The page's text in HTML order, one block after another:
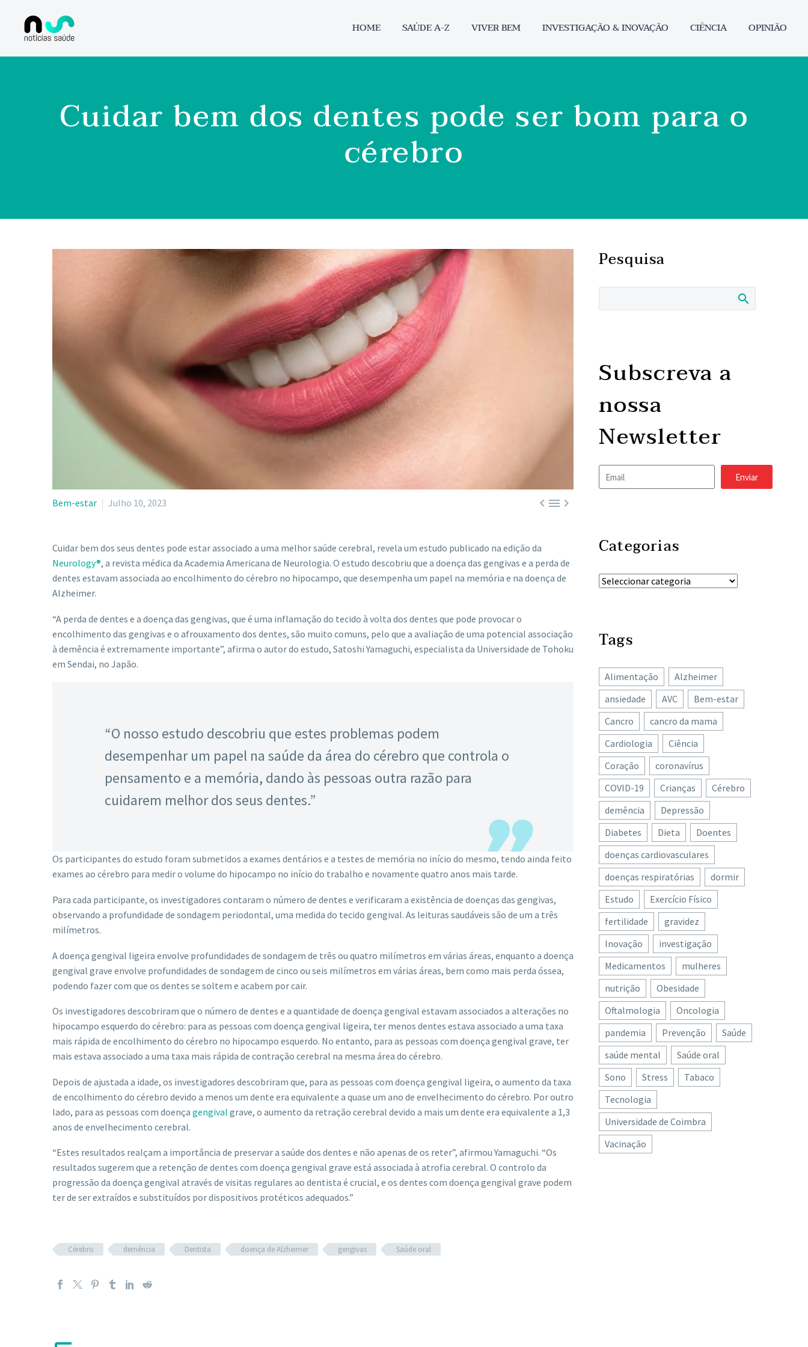
HOME SAÚDE A-Z VIVER BEM INVESTIGAÇÃO & INOVAÇÃO CIÊNCIA OPINIÃO
Cuidar bem dos dentes pode ser bom para o
cérebro

Bem-estar Julho 10, 2023
Cuidar bem dos seus dentes pode estar associado a uma melhor saúde cerebral, revela um estudo publicado na edição da
Neurology®, a revista médica da Academia Americana de Neurologia. O estudo descobriu que a doença das gengivas e a perda de
dentes estavam associada ao encolhimento do cérebro no hipocampo, que desempenha um papel na memória e na doença de
Alzheimer.
“A perda de dentes e a doença das gengivas, que é uma inflamação do tecido à volta dos dentes que pode provocar o
encolhimento das gengivas e o afrouxamento dos dentes, são muito comuns, pelo que a avaliação de uma potencial associação
à demência é extremamente importante”, afirma o autor do estudo, Satoshi Yamaguchi, especialista da Universidade de Tohoku
em Sendai, no Japão.
“O nosso estudo descobriu que estes problemas podem
desempenhar um papel na saúde da área do cérebro que controla o
pensamento e a memória, dando às pessoas outra razão para
cuidarem melhor dos seus dentes.”
Os participantes do estudo foram submetidos a exames dentários e a testes de memória no início do mesmo, tendo ainda feito
exames ao cérebro para medir o volume do hipocampo no início do trabalho e novamente quatro anos mais tarde.
Para cada participante, os investigadores contaram o número de dentes e verificaram a existência de doenças das gengivas,
observando a profundidade de sondagem periodontal, uma medida do tecido gengival. As leituras saudáveis são de um a três
milímetros.
A doença gengival ligeira envolve profundidades de sondagem de três ou quatro milímetros em várias áreas, enquanto a doença
gengival grave envolve profundidades de sondagem de cinco ou seis milímetros em várias áreas, bem como mais perda óssea,
podendo fazer com que os dentes se soltem e acabem por cair.
Os investigadores descobriram que o número de dentes e a quantidade de doença gengival estavam associados a alterações no
hipocampo esquerdo do cérebro: para as pessoas com doença gengival ligeira, ter menos dentes estava associado a uma taxa
mais rápida de encolhimento do cérebro no hipocampo esquerdo. No entanto, para as pessoas com doença gengival grave, ter
mais estava associado a uma taxa mais rápida de contração cerebral na mesma área do cérebro.
Depois de ajustada a idade, os investigadores descobriram que, para as pessoas com doença gengival ligeira, o aumento da taxa
de encolhimento do cérebro devido a menos um dente era equivalente a quase um ano de envelhecimento do cérebro. Por outro
lado, para as pessoas com doença gengival grave, o aumento da retração cerebral devido a mais um dente era equivalente a 1,3
anos de envelhecimento cerebral.
“Estes resultados realçam a importância de preservar a saúde dos dentes e não apenas de os reter”, afirmou Yamaguchi. “Os
resultados sugerem que a retenção de dentes com doença gengival grave está associada à atrofia cerebral. O controlo da
progressão da doença gengival através de visitas regulares ao dentista é crucial, e os dentes com doença gengival grave podem
ter de ser extraídos e substituídos por dispositivos protéticos adequados.”
Cérebro demência Dentista doença de Alzheimer gengivas Saúde oral
Pesquisa
Subscreva a
nossa
Newsletter
Enviar
Categorias
Tags
Alimentação
Alzheimer
ansiedade
AVC
Bem-estar
Cancro
cancro da mama
Cardiologia
Ciência
Coração
coronavírus
COVID-19
Crianças
Cérebro
demência
Depressão
Diabetes
Dieta
Doentes
doenças cardiovasculares
doenças respiratórias
dormir
Estudo
Exercício Físico
fertilidade
gravidez
Inovação
investigação
Medicamentos
mulheres
nutrição
Obesidade
Oftalmologia
Oncologia
pandemia
Prevenção
Saúde
saúde mental
Saúde oral
Sono
Stress
Tabaco
Tecnologia
Universidade de Coimbra
Vacinação